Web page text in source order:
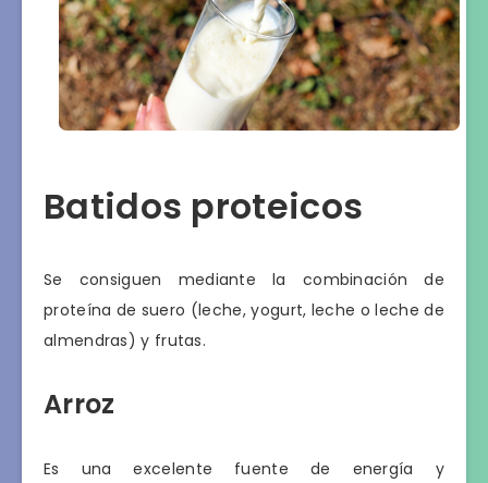
Batidos proteicos
Se consiguen mediante la combinación de
proteína de suero (leche, yogurt, leche o leche de
almendras) y frutas.
Arroz
Es una excelente fuente de energía y